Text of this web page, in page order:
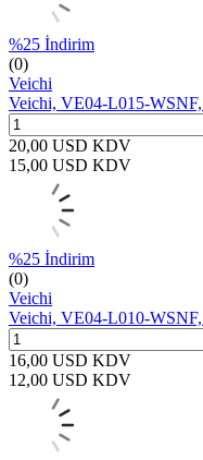
%25 İndirim
(0)
Veichi
Veichi, VE04-L015-
20,00 USD KDV
15,00 USD KDV
%25 İndirim
(0)
Veichi
Veichi, VE04-L010-
16,00 USD KDV
12,00 USD KDV